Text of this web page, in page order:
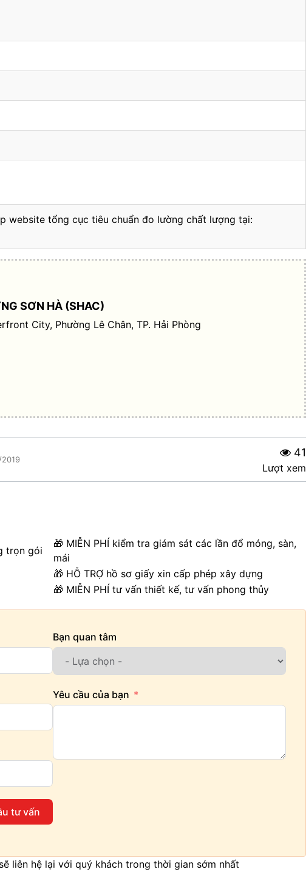
website tổng cục tiêu chuẩn đo lường chất lượng tại:
SƠN HÀ (SHAC)
City, Phường Lê Chân, TP. Hải Phòng
41
Lượt xem
trọn gói
🎁 MIỄN PHÍ kiểm tra giám sát các lần đổ móng, sàn,
mái
🎁 HỖ TRỢ hồ sơ giấy xin cấp phép xây dựng
🎁 MIỄN PHÍ tư vấn thiết kế, tư vấn phong thủy
tư vấn
Bạn quan tâm
Yêu cầu của bạn
liên hệ lại với quý khách trong thời gian sớm nhất